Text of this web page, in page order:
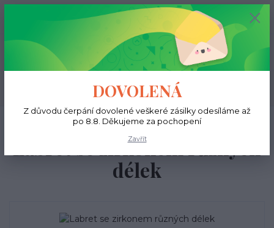
Menu
(Po-Ne, 9-18 hod.)
0 ks
0 Kč
Do ucha Helix Labret se zirkonem různých délek
Labret se zirkonem různých
délek
DOVOLENÁ
Z důvodu čerpání dovolené veškeré zásilky odesíláme až
po 8.8. Děkujeme za pochopení
Zavřít